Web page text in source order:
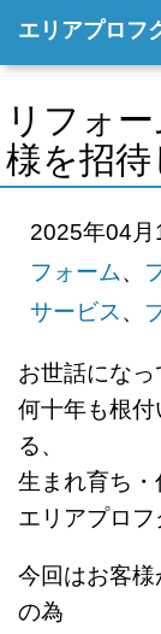
エリアプロフ
リフォ
様を招待
2025年04月
フォーム、
サービス 、
お世話になっ
何十年も根
る、
生まれ育ち
エリアプロフ
今回はお客
の為